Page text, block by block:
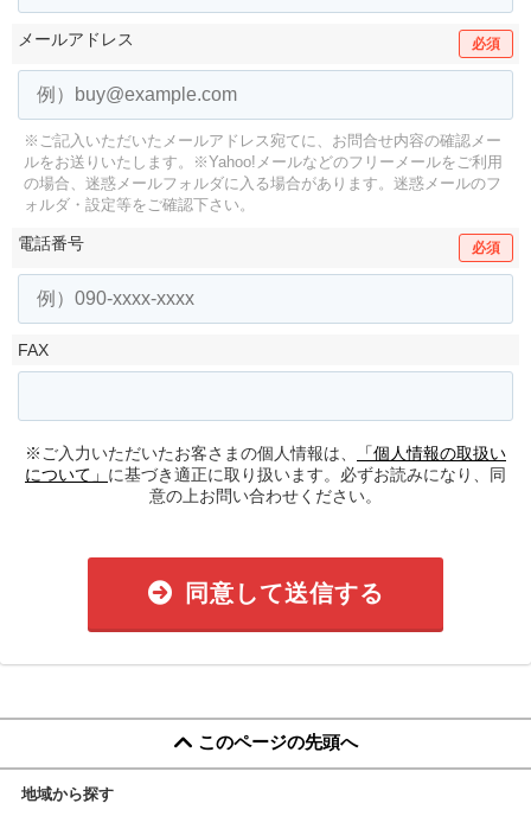
メールアドレス 必須
※ご記入いただいたメールアドレス宛てに、お問合せ内容の確認メー
ルをお送りいたします。
※Yahoo!メールなどのフリーメールをご利用
の場合、迷惑メールフォルダに入る場合があります。 迷惑メールのフ
ォルダ・設定等をご確認下さい。
電話番号 必須
FAX
※ご入力いただいたお客さまの個人情報は、
「個人情報の取扱い
について」 に基づき適正に取り扱います。必ずお読みになり、同
意の上お問い合わせください。
同意して送信する
このページの先頭へ
地域から探す